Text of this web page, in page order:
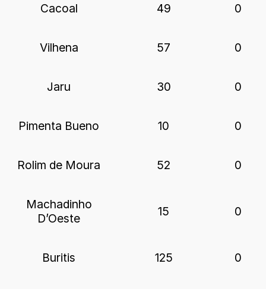
Cacoal 49 0
Vilhena 57 0
Jaru 30 0
Pimenta Bueno 10 0
Rolim de Moura 52 0
Machadinho
D’Oeste
15 0
Buritis 125 0